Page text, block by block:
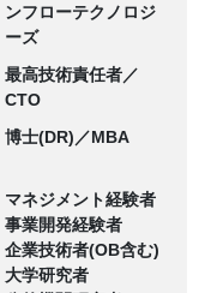
ンフローテクノロジ
ーズ
最高技術責任者／
CTO
博士(DR)／MBA
マネジメント経験者
事業開発経験者
企業技術者(OB含む)
大学研究者